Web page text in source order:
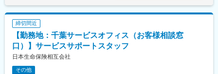
も自分ごととして捉え、金融サービスだけに留まらない「ヒト・
モノ・カネ・情報」といった三位、四位一体の御支援を行ってお
ります。
■職務詳細：
・保険商品の提案を行うお客さまアドバイザーの採用・人事・育
成
・予算管理
固定手当を含めた表記です。
締切間近
【勤務地：千葉サービスオフィス（お客様相談窓
口）】サービスサポートスタッフ
日本生命保険相互会社
その他